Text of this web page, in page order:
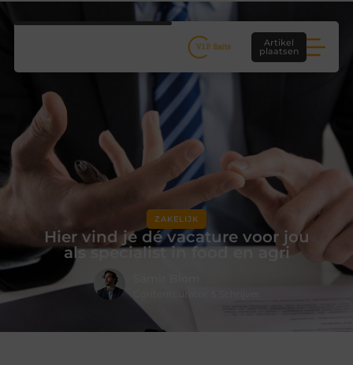
Artikel
plaatsen
ZAKELIJK
Hier vind je dé vacature voor jou
als specialist in food en agri